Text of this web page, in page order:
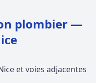
plombier —
et voies adjacentes